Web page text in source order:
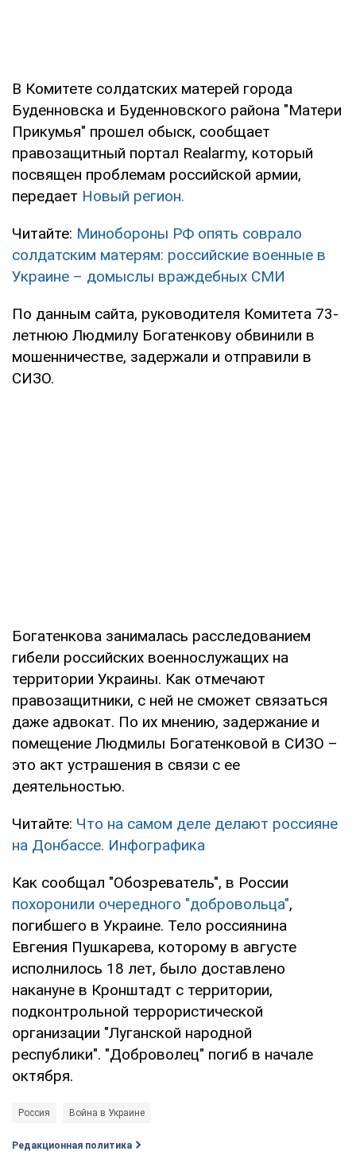
В Комитете солдатских матерей города
Буденновска и Буденновского района "Матери
Прикумья" прошел обыск, сообщает
правозащитный портал Realarmy, который
посвящен проблемам российской армии,
передает Новый регион.
Читайте: Минобороны РФ опять соврало
солдатским матерям: российские военные в
Украине – домыслы враждебных СМИ
По данным сайта, руководителя Комитета 73-
летнюю Людмилу Богатенкову обвинили в
мошенничестве, задержали и отправили в
СИЗО.
Богатенкова занималась расследованием
гибели российских военнослужащих на
территории Украины. Как отмечают
правозащитники, с ней не сможет связаться
даже адвокат. По их мнению, задержание и
помещение Людмилы Богатенковой в СИЗО –
это акт устрашения в связи с ее
деятельностью.
Читайте: Что на самом деле делают россияне
на Донбассе. Инфографика
Как сообщал "Обозреватель", в России
похоронили очередного "добровольца",
погибшего в Украине. Тело россиянина
Евгения Пушкарева, которому в августе
исполнилось 18 лет, было доставлено
накануне в Кронштадт с территории,
подконтрольной террористической
организации "Луганской народной
республики". "Доброволец" погиб в начале
октября.
Россия Война в Украине
Редакционная политика